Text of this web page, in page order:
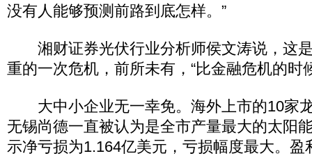
没有人能够预测前路到底怎样。”
湘财证券光伏行业分析师侯文涛说，这
重的一次危机，前所未有，“比金融危机的时
大中小企业无一幸免。海外上市的10家
无锡尚德一直被认为是全市产量最大的太阳
示净亏损为1.164亿美元，亏损幅度最大。盈